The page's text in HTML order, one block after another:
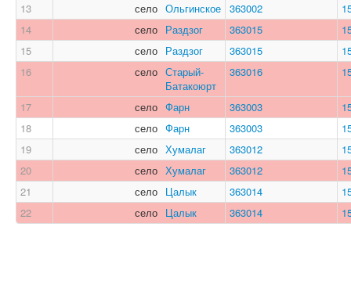
13
село Ольгинское 363002
14
село Раздзог 363015
15
село Раздзог 363015
16
село Старый-
Батакоюрт
363016
17 село Фарн 363003
18
село Фарн 363003
19
село Хумалаг 363012
20
село Хумалаг 363012
21
село Цалык 363014
22
село Цалык 363014